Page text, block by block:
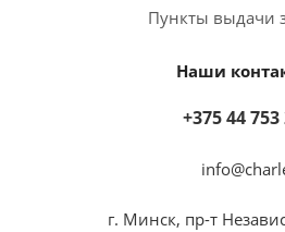
Пункты выдачи
Наши
+375 44 753
г. Минск, пр-т